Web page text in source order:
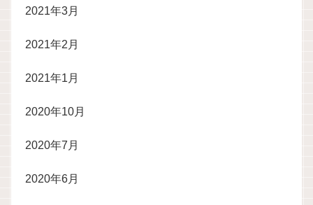
2021年3月
2021年2月
2021年1月
2020年10月
2020年7月
2020年6月